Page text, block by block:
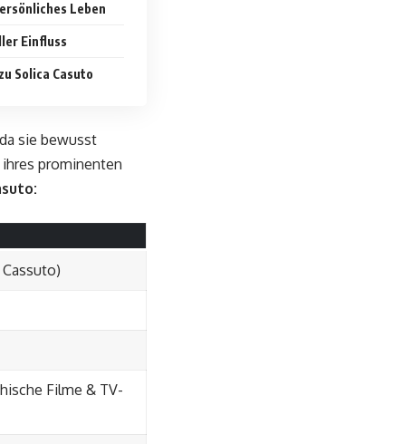
Leben
Einfluss
Solica Casuto
sie bewusst
prominenten
Filme & TV-